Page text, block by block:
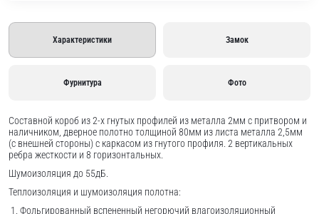
Характеристики Замок
Фурнитура Фото
Составной короб из 2-х гнутых профилей из металла 2мм с притвором и
наличником, дверное полотно толщиной 80мм из листа металла 2,5мм
(с внешней стороны) c каркасом из гнутого профиля. 2 вертикальных
ребра жесткости и 8 горизонтальных.
Шумоизоляция до 55дБ.
Теплоизоляция и шумоизоляция полотна:
Фольгированный вспененный негорючий влагоизоляционный